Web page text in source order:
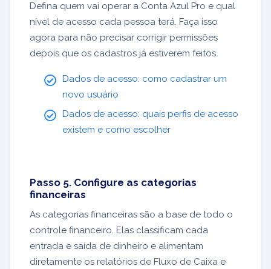
Defina quem vai operar a Conta Azul Pro e qual
nível de acesso cada pessoa terá. Faça isso
agora para não precisar corrigir permissões
depois que os cadastros já estiverem feitos.
Dados de acesso: como cadastrar um
novo usuário
Dados de acesso: quais perfis de acesso
existem e como escolher
Passo 5. Configure as categorias
financeiras
As categorias financeiras são a base de todo o
controle financeiro. Elas classificam cada
entrada e saída de dinheiro e alimentam
diretamente os relatórios de Fluxo de Caixa e